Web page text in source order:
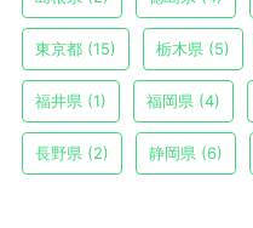
東京都 (15) 栃木県 (5)
福井県 (1) 福岡県 (4)
長野県 (2) 静岡県 (6)